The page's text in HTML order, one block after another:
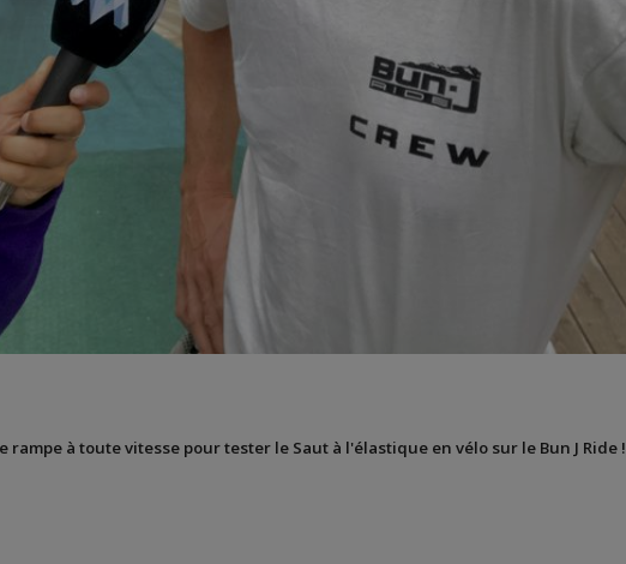
rampe à toute vitesse pour tester le Saut à l'élastique en vélo sur le Bun J Ride !